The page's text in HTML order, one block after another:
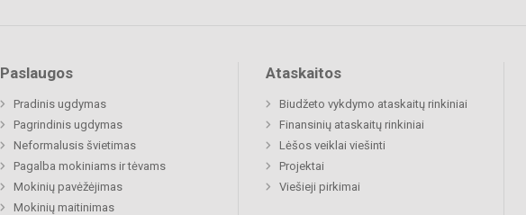
Paslaugos
Pradinis ugdymas
Pagrindinis ugdymas
Neformalusis švietimas
Pagalba mokiniams ir tėvams
Mokinių pavėžėjimas
Mokinių maitinimas
Ataskaitos
Biudžeto vykdymo ataskaitų rinkiniai
Finansinių ataskaitų rinkiniai
Lėšos veiklai viešinti
Projektai
Viešieji pirkimai